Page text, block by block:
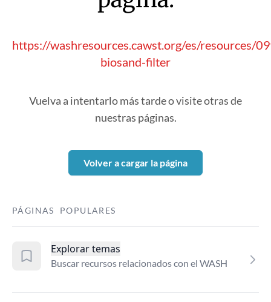
https://washresources.cawst.org/es/resources/
biosand-filter
Vuelva a intentarlo más tarde o visite otras de
nuestras páginas.
Volver a cargar la página
PÁGINAS POPULARES
Explorar temas
Buscar recursos relacionados con el WASH